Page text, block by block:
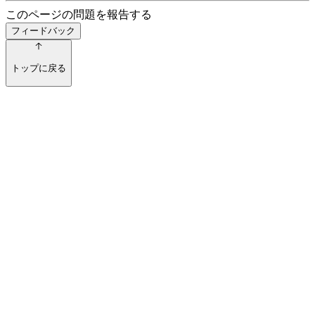
このページの問題を報告する
フィードバック
トップに戻る